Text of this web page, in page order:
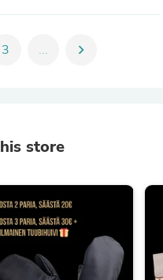
3 ... chevron_right
store